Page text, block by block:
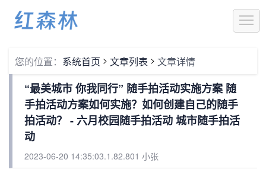
您的位置： 系统首页 > 文章列表 > 文章详情
“最美城市 你我同行” 随手拍活动实施方案 随
手拍活动方案如何实施？如何创建自己的随手
拍活动？ - 六月校园随手拍活动 城市随手拍活
动
2023-06-20 14:35:03.1.82.801 小张